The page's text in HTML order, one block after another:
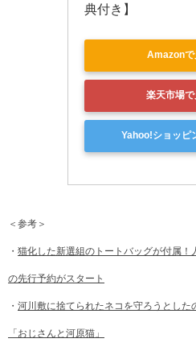
典付き】
Amazonで
楽天市場で
Yahoo!ショッピ
＜参考＞
・ 猫化した新選組のトートバッグが付属
の先行予約がスタート
・ 河川敷に捨てられたネコを守ろうとし
「おじさんと河原猫」